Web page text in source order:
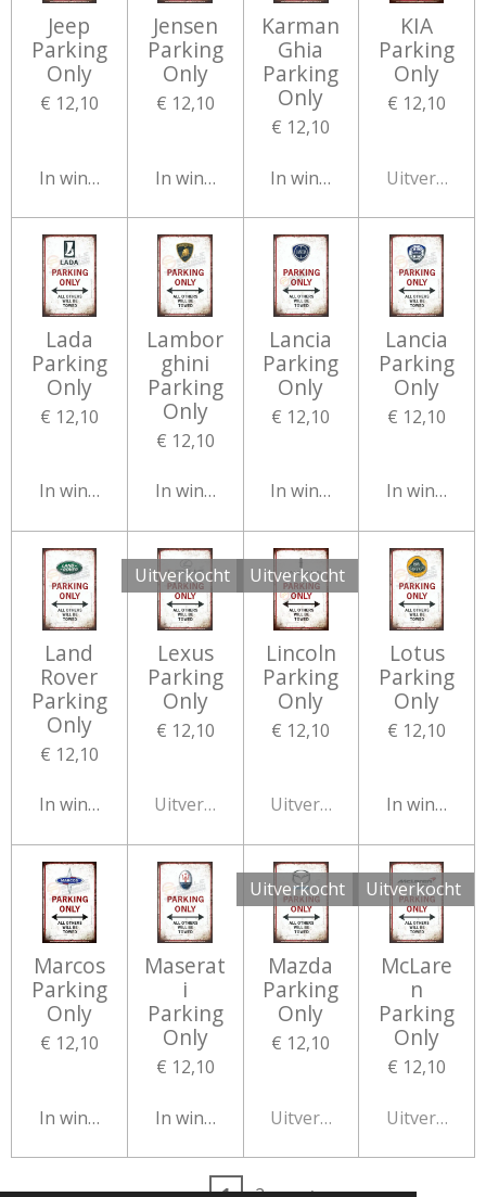
Jeep
Parking
Only
€ 12,10
In winkelwagen
Jensen
Parking
Only
€ 12,10
In winkelwagen
Karman
Ghia
Parking
Only
€ 12,10
In winkelwagen
KIA
Parking
Only
€ 12,10
Uitverkocht
Lada
Parking
Only
€ 12,10
In winkelwagen
Lambor
ghini
Parking
Only
€ 12,10
In winkelwagen
Lancia
Parking
Only
€ 12,10
In winkelwagen
Lancia
Parking
Only
€ 12,10
In
Land
Rover
Parking
Only
€ 12,10
In winkelwagen
Uitverkocht
Lexus
Parking
Only
€ 12,10
Uitverkocht
Uitverkocht
Lincoln
Parking
Only
€ 12,10
Uitverkocht
Lotus
Parking
Only
€ 12,10
In
Marcos
Parking
Only
€ 12,10
In winkelwagen
Maserat
i
Parking
Only
€ 12,10
In winkelwagen
Uitverkocht
Mazda
Parking
Only
€ 12,10
Uitverkocht
Uitverkocht
McLare
n
Parking
Only
€ 12,10
Uitverkocht